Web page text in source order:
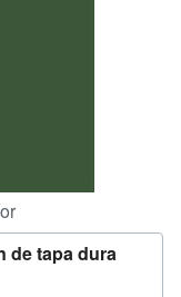
de tapa dura